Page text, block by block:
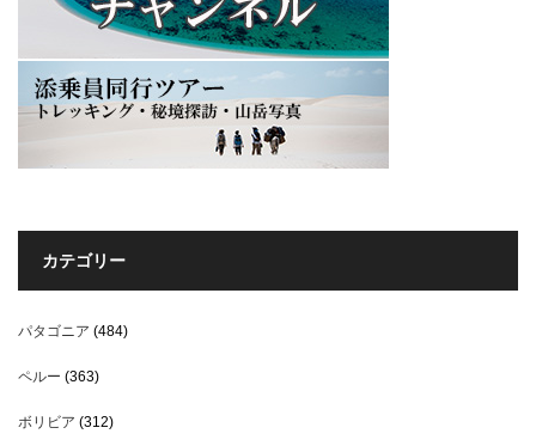
カテゴリー
パタゴニア (484)
ペルー (363)
ボリビア (312)